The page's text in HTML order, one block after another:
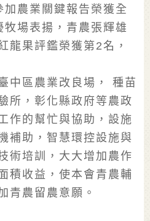
農業關鍵報告榮獲全
場表揚，青農張輝雄
龍果評鑑榮獲第2名，
中區農業改良場， 種苗
所，彰化縣政府等農政
作的幫忙與協助，設施
補助，智慧環控設施與
術培訓，大大增加農作
積收益，使本會青農輔
青農留農意願。